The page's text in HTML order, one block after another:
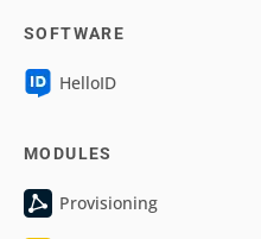
SOFTWARE
HelloID
MODULES
Provisioning